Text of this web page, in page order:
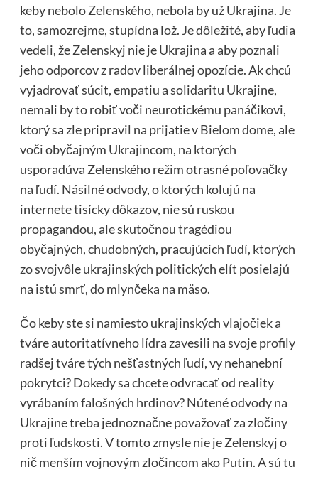
keby nebolo Zelenského, nebola by už Ukrajina. Je
to, samozrejme, stupídna lož. Je dôležité, aby ľudia
vedeli, že Zelenskyj nie je Ukrajina a aby poznali
jeho odporcov z radov liberálnej opozície. Ak chcú
vyjadrovať súcit, empatiu a solidaritu Ukrajine,
nemali by to robiť voči neurotickému panáčikovi,
ktorý sa zle pripravil na prijatie v Bielom dome, ale
voči obyčajným Ukrajincom, na ktorých
usporadúva Zelenského režim otrasné poľovačky
na ľudí. Násilné odvody, o ktorých kolujú na
internete tisícky dôkazov, nie sú ruskou
propagandou, ale skutočnou tragédiou
obyčajných, chudobných, pracujúcich ľudí, ktorých
zo svojvôle ukrajinských politických elít posielajú
na istú smrť, do mlynčeka na mäso.
Čo keby ste si namiesto ukrajinských vlajočiek a
tváre autoritatívneho lídra zavesili na svoje profily
radšej tváre tých nešťastných ľudí, vy nehanební
pokrytci? Dokedy sa chcete odvracať od reality
vyrábaním falošných hrdinov? Nútené odvody na
Ukrajine treba jednoznačne považovať za zločiny
proti ľudskosti. V tomto zmysle nie je Zelenskyj o
nič menším vojnovým zločincom ako Putin. A sú tu